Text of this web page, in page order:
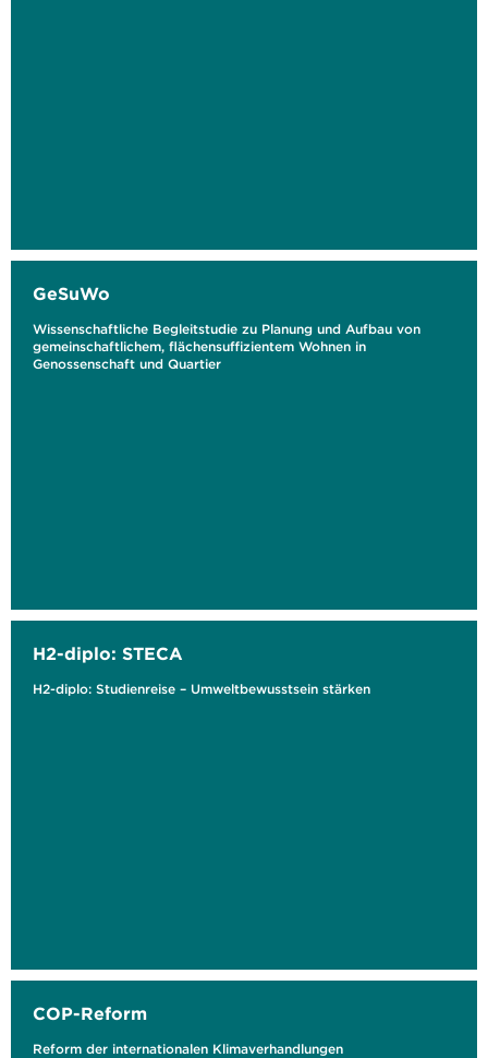
GeSuWo
Wissenschaftliche Begleitstudie zu Planung und Aufbau von
gemeinschaftlichem, flächensuffizientem Wohnen in
Genossenschaft und Quartier
H2-diplo: STECA
H2-diplo: Studienreise – Umweltbewusstsein stärken
COP-Reform
Reform der internationalen Klimaverhandlungen